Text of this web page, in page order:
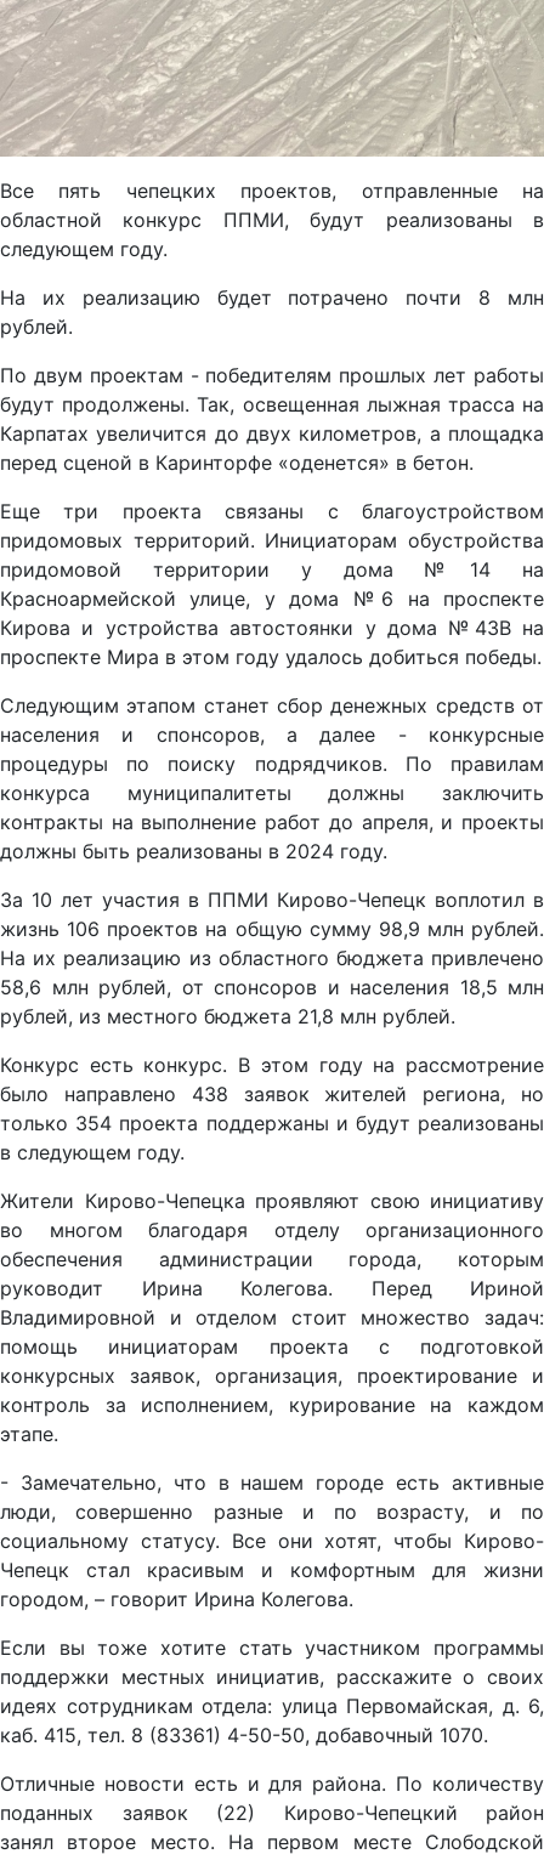
Все пять чепецких проектов, отправленные на
областной конкурс ППМИ, будут реализованы в
следующем году.
На их реализацию будет потрачено почти 8 млн
рублей.
По двум проектам - победителям прошлых лет работы
будут продолжены. Так, освещенная лыжная трасса на
Карпатах увеличится до двух километров, а площадка
перед сценой в Каринторфе «оденется» в бетон.
Еще три проекта связаны с благоустройством
придомовых территорий. Инициаторам обустройства
придомовой территории у дома №14 на
Красноармейской улице, у дома №6 на проспекте
Кирова и устройства автостоянки у дома №43В на
проспекте Мира в этом году удалось добиться победы.
Следующим этапом станет сбор денежных средств от
населения и спонсоров, а далее - конкурсные
процедуры по поиску подрядчиков. По правилам
конкурса муниципалитеты должны заключить
контракты на выполнение работ до апреля, и проекты
должны быть реализованы в 2024 году.
За 10 лет участия в ППМИ Кирово-Чепецк воплотил в
жизнь 106 проектов на общую сумму 98,9 млн рублей.
На их реализацию из областного бюджета привлечено
58,6 млн рублей, от спонсоров и населения 18,5 млн
рублей, из местного бюджета 21,8 млн рублей.
Конкурс есть конкурс. В этом году на рассмотрение
было направлено 438 заявок жителей региона, но
только 354 проекта поддержаны и будут реализованы
в следующем году.
Жители Кирово-Чепецка проявляют свою инициативу
во многом благодаря отделу организационного
обеспечения администрации города, которым
руководит Ирина Колегова. Перед Ириной
Владимировной и отделом стоит множество задач:
помощь инициаторам проекта с подготовкой
конкурсных заявок, организация, проектирование и
контроль за исполнением, курирование на каждом
этапе.
- Замечательно, что в нашем городе есть активные
люди, совершенно разные и по возрасту, и по
социальному статусу. Все они хотят, чтобы Кирово-
Чепецк стал красивым и комфортным для жизни
городом, – говорит Ирина Колегова.
Если вы тоже хотите стать участником программы
поддержки местных инициатив, расскажите о своих
идеях сотрудникам отдела: улица Первомайская, д. 6,
каб. 415, тел. 8 (83361) 4-50-50, добавочный 1070.
Отличные новости есть и для района. По количеству
поданных заявок (22) Кирово-Чепецкий район
занял второе место. На первом месте Слободской